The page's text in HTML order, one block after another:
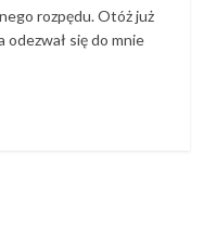
rozpędu. Otóż już
odezwał się do mnie